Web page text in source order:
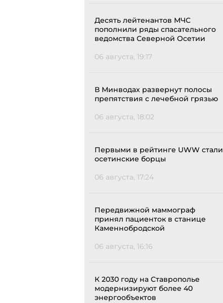
Десять лейтенантов МЧС
пополнили ряды спасательного
ведомства Северной Осетии
06 августа, 19:17
В Минводах развернут полосы
препятствия с лечебной грязью
06 августа, 18:02
Первыми в рейтинге UWW стали
осетинские борцы
06 августа, 17:24
Передвижной маммограф
принял пациенток в станице
Каменнобродской
06 августа, 16:16
К 2030 году на Ставрополье
модернизируют более 40
энергообъектов